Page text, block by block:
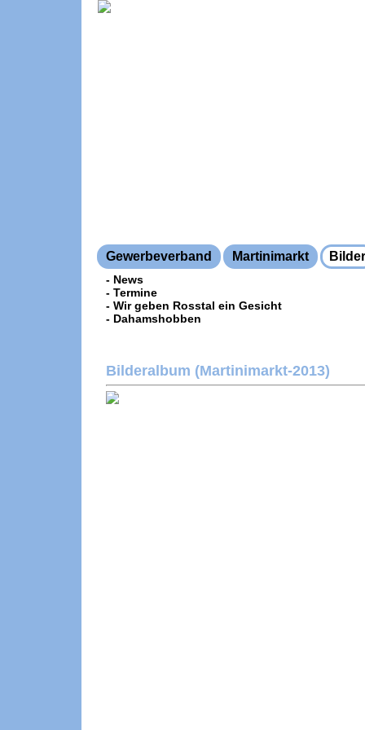
Gewerbeverband Martinimarkt Bilder
- News
- Termine
- Wir geben Rosstal ein Gesicht
- Dahamshobben
Bilderalbum (Martinimarkt-2013)